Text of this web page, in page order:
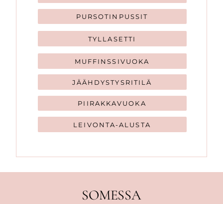
PURSOTINPUSSIT
TYLLASETTI
MUFFINSSIVUOKA
JÄÄHDYSTYSRITILÄ
PIIRAKKAVUOKA
LEIVONTA-ALUSTA
SOMESSA